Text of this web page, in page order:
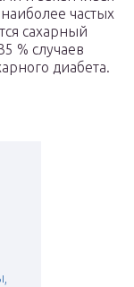
частых
сахарный
% случаев
диабета.